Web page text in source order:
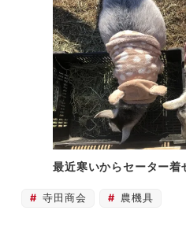
最近寒いからセーター着
寺田商会 農機具